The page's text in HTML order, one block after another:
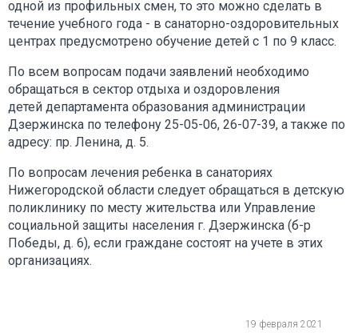
одной из профильных смен, то это можно сделать в
течение учебного года - в санаторно-оздоровительных
центрах предусмотрено обучение детей с 1 по 9 класс.
По всем вопросам подачи заявлений необходимо
обращаться в сектор отдыха и оздоровления
детей департамента образования администрации
Дзержинска по телефону 25-05-06, 26-07-39, а также по
адресу: пр. Ленина, д. 5.
По вопросам лечения ребенка в санаториях
Нижегородской области следует обращаться в детскую
поликлинику по месту жительства или Управление
социальной защиты населения г. Дзержинска (б-р
Победы, д. 6), если граждане состоят на учете в этих
организациях.
19 февраля 2021